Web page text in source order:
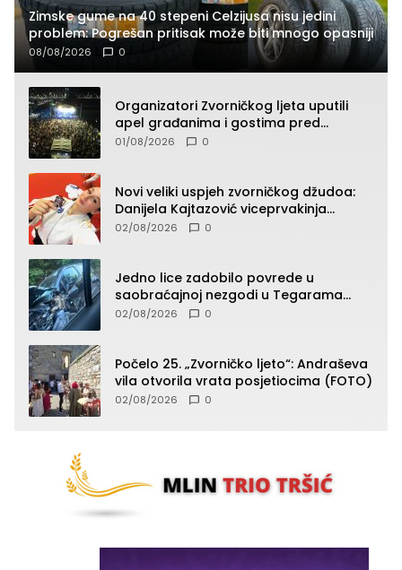
Zimske gume na 40 stepeni Celzijusa nisu jedini
problem: Pogrešan pritisak može biti mnogo opasniji
08/08/2026 0
Organizatori Zvorničkog ljeta uputili
apel građanima i gostima pred
početak koncertnog programa
01/08/2026 0
Novi veliki uspjeh zvorničkog džudoa:
Danijela Kajtazović viceprvakinja
Balkana u seniorskoj konkurenciji
02/08/2026 0
Jedno lice zadobilo povrede u
saobraćajnoj nezgodi u Tegarama
(FOTO)
02/08/2026 0
Počelo 25. „Zvorničko ljeto“: Andraševa
vila otvorila vrata posjetiocima (FOTO)
02/08/2026 0